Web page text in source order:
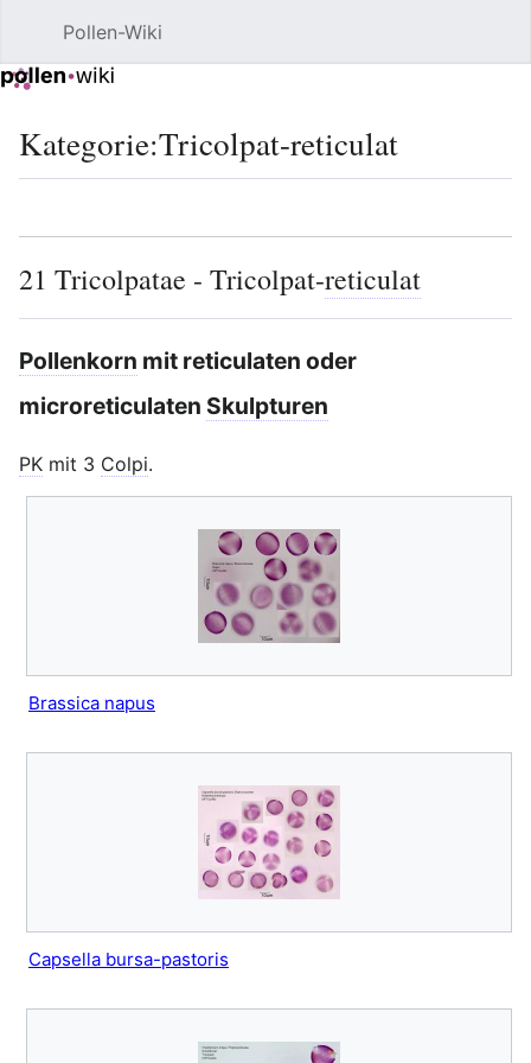
Pollen-Wiki
Kategorie:Tricolpat-reticulat
21 Tricolpatae - Tricolpat-reticulat
Pollenkorn mit reticulaten oder
microreticulaten Skulpturen
PK mit 3 Colpi.
Brassica napus
Capsella bursa-pastoris